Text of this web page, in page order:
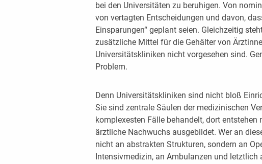
bei den Universitäten zu beruhigen. Von
von vertagten Entscheidungen und davon,
Einsparungen“ geplant seien. Gleichzeitig
zusätzliche Mittel für die Gehälter von
Universitätskliniken nicht vorgesehen sind.
Problem.
Denn Universitätskliniken sind nicht bloß
Sie sind zentrale Säulen der medizinischen
komplexesten Fälle behandelt, dort entstehen
ärztliche Nachwuchs ausgebildet. Wer an
nicht an abstrakten Strukturen, sondern an
Intensivmedizin, an Ambulanzen und letztlich